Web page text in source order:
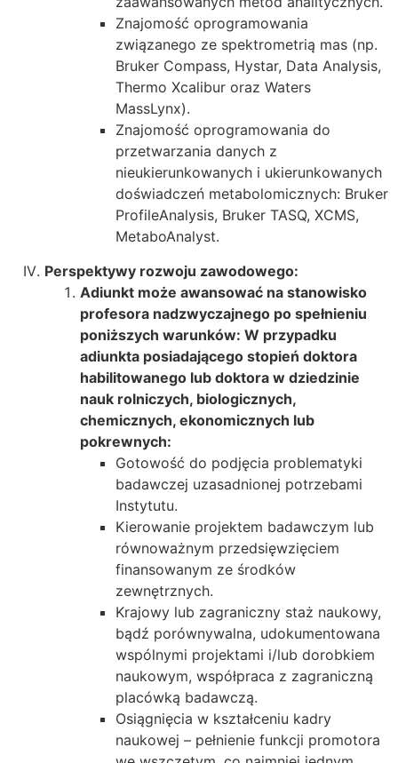
Znajomość oprogramowania
związanego ze spektrometrią mas (np.
Bruker Compass, Hystar, Data Analysis,
Thermo Xcalibur oraz Waters
MassLynx).
Znajomość oprogramowania do
przetwarzania danych z
nieukierunkowanych i ukierunkowanych
doświadczeń metabolomicznych: Bruker
ProfileAnalysis, Bruker TASQ, XCMS,
MetaboAnalyst.
Perspektywy rozwoju zawodowego:
Adiunkt może awansować na stanowisko
profesora nadzwyczajnego po spełnieniu
poniższych warunków: W przypadku
adiunkta posiadającego stopień doktora
habilitowanego lub doktora w dziedzinie
nauk rolniczych, biologicznych,
chemicznych, ekonomicznych lub
pokrewnych:
Gotowość do podjęcia problematyki
badawczej uzasadnionej potrzebami
Instytutu.
Kierowanie projektem badawczym lub
równoważnym przedsięwzięciem
finansowanym ze środków
zewnętrznych.
Krajowy lub zagraniczny staż naukowy,
bądź porównywalna, udokumentowana
wspólnymi projektami i/lub dorobkiem
naukowym, współpraca z zagraniczną
placówką badawczą.
Osiągnięcia w kształceniu kadry
naukowej – pełnienie funkcji promotora